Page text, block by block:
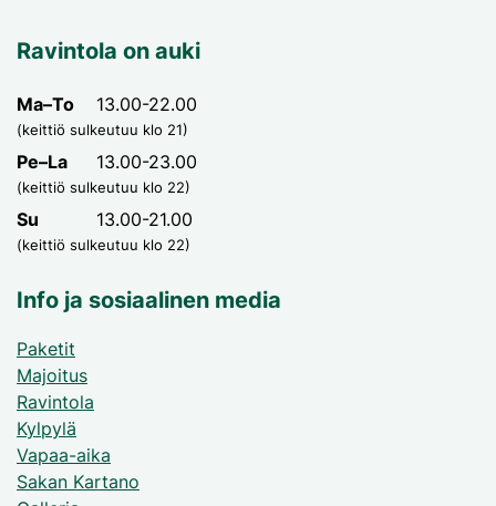
Ravintola on auki
Ma–To 13.00-22.00
(keittiö sulkeutuu klo 21)
Pe–La 13.00-23.00
(keittiö sulkeutuu klo 22)
Su 13.00-21.00
(keittiö sulkeutuu klo 22)
Info ja sosiaalinen media
Paketit
Majoitus
Ravintola
Kylpylä
Vapaa-aika
Sakan Kartano